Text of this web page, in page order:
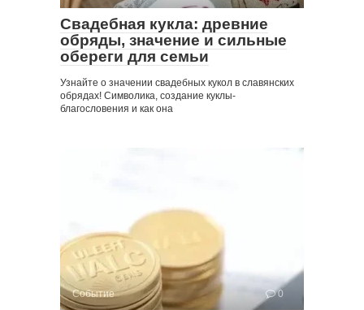
Свадебная кукла: древние
обряды, значение и сильные
обереги для семьи
Узнайте о значении свадебных кукол в славянских
обрядах! Символика, создание куклы-
благословения и как она
Событие 0